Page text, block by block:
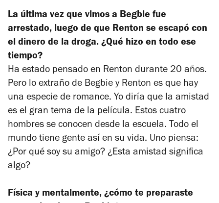
La última vez que vimos a Begbie fue
arrestado, luego de que Renton se escapó con
el dinero de la droga. ¿Qué hizo en todo ese
tiempo?
Ha estado pensado en Renton durante 20 años.
Pero lo extraño de Begbie y Renton es que hay
una especie de romance. Yo diría que la amistad
es el gran tema de la película. Estos cuatro
hombres se conocen desde la escuela. Todo el
mundo tiene gente así en su vida. Uno piensa:
¿Por qué soy su amigo? ¿Esta amistad significa
algo?
Física y mentalmente, ¿cómo te preparaste